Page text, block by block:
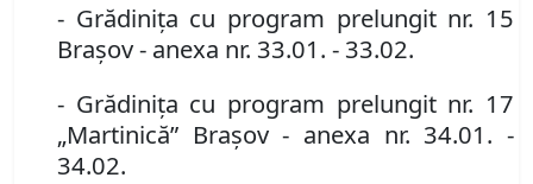
- Grădiniţa cu program prelungit nr. 15
Braşov- anexa nr. 33.01. - 33.02.
- Grădiniţa cu program prelungit nr. 17
„Martinică” Braşov - anexa nr. 34.01. -
34.02.